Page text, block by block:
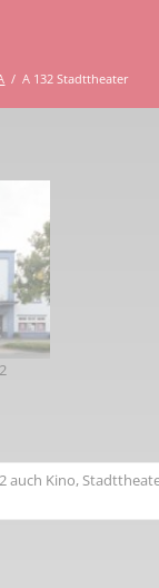
A 132 Stadttheater
auch Kino,